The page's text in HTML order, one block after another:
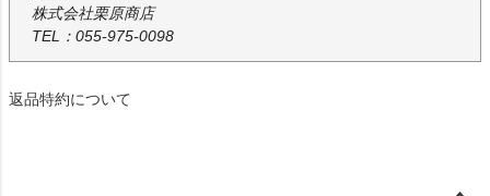
株式会社栗原商店
TEL：055-975-0098
返品特約について